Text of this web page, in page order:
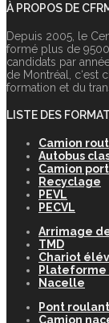
À PROPOS DE
Depuis 2005, le
formé plus de
candidats par
de Montréal, c‘est
formation et du
LISTE DES
Camion
Autobus
Camion
Recyclage
PEVL
PECVL
Arrimage
TMD
Chariot
Nacelle
Pont roulant
Camion